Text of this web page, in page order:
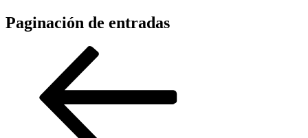
Paginación de entradas